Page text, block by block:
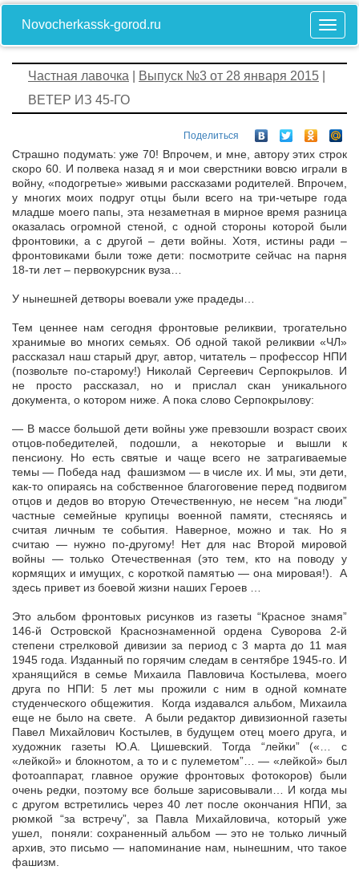
Novocherkassk-gorod.ru
Частная лавочка Выпуск №3 от 28 января 2015
ВЕТЕР ИЗ 45-ГО
Поделиться
Страшно подумать: уже 70! Впрочем, и мне, автору этих строк
скоро 60. И полвека назад я и мои сверстники вовсю играли в
войну, «подогретые» живыми рассказами родителей. Впрочем,
у многих моих подруг отцы были всего на три-четыре года
младше моего папы, эта незаметная в мирное время разница
оказалась огромной стеной, с одной стороны которой были
фронтовики, а с другой – дети войны. Хотя, истины ради –
фронтовиками были тоже дети: посмотрите сейчас на парня
18-ти лет – первокурсник вуза…
У нынешней детворы воевали уже прадеды…
Тем ценнее нам сегодня фронтовые реликвии, трогательно
хранимые во многих семьях. Об одной такой реликвии «ЧЛ»
рассказал наш старый друг, автор, читатель – профессор НПИ
(позвольте по-старому!) Николай Сергеевич Серпокрылов. И
не просто рассказал, но и прислал скан уникального
документа, о котором ниже. А пока слово Серпокрылову:
— В массе большой дети войны уже превзошли возраст своих
отцов-победителей, подошли, а некоторые и вышли к
пенсиону. Но есть святые и чаще всего не затрагиваемые
темы — Победа над фашизмом — в числе их. И мы, эти дети,
как-то опираясь на собственное благоговение перед подвигом
отцов и дедов во вторую Отечественную, не несем “на люди”
частные семейные крупицы военной памяти, стесняясь и
считая личным те события. Наверное, можно и так. Но я
считаю — нужно по-другому! Нет для нас Второй мировой
войны — только Отечественная (это тем, кто на поводу у
кормящих и имущих, с короткой памятью — она мировая!). А
здесь привет из боевой жизни наших Героев …
Это альбом фронтовых рисунков из газеты “Красное знамя”
146-й Островской Краснознаменной ордена Суворова 2-й
степени стрелковой дивизии за период с 3 марта до 11 мая
1945 года. Изданный по горячим следам в сентябре 1945-го. И
хранящийся в семье Михаила Павловича Костылева, моего
друга по НПИ: 5 лет мы прожили с ним в одной комнате
студенческого общежития. Когда издавался альбом, Михаила
еще не было на свете. А были редактор дивизионной газеты
Павел Михайлович Костылев, в будущем отец моего друга, и
художник газеты Ю.А. Цишевский. Тогда “лейки” («… с
«лейкой» и блокнотом, а то и с пулеметом”… — «лейкой» был
фотоаппарат, главное оружие фронтовых фотокоров) были
очень редки, поэтому все больше зарисовывали… И когда мы
с другом встретились через 40 лет после окончания НПИ, за
рюмкой “за встречу”, за Павла Михайловича, который уже
ушел, поняли: сохраненный альбом — это не только личный
архив, это письмо — напоминание нам, нынешним, что такое
фашизм.